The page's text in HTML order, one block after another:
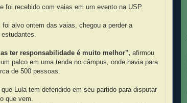
foi recebido com vaias em um evento na USP.
foi alvo ontem das vaias, chegou a perder a
ter responsabilidade é muito melhor", afirmou
um palco em uma tenda no câmpus, onde havia para
de 500 pessoas.
que Lula tem defendido em seu partido para disputar
que vem.